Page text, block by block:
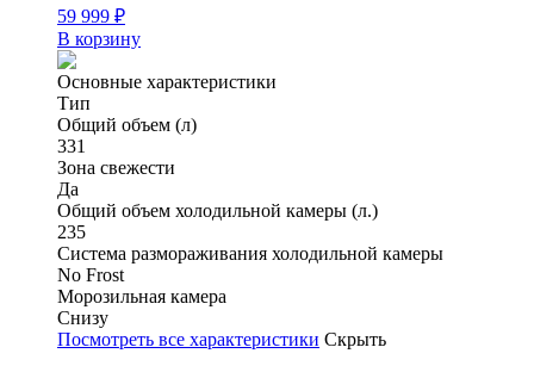
59 999 ₽
В корзину
Основные характеристики
Тип
Общий объем (л)
331
Зона свежести
Да
Общий объем холодильной камеры (л.)
235
Система размораживания холодильной камеры
No Frost
Морозильная камера
Снизу
Посмотреть все характеристики Скрыть